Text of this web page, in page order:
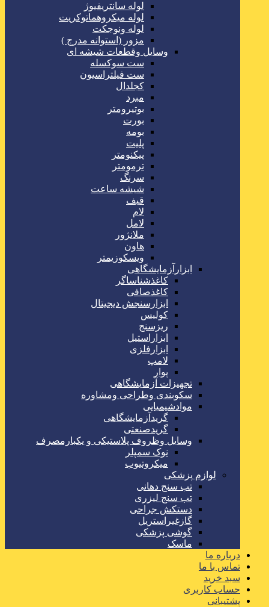
لوله سانتریفیوژ
لوله میکروهماتوکریت
لوله ونوجکت
مزور (استوانه مدرج )
وسایل وقطعات شیشه ای
ست سوکسله
ست فیلتراسیون
کجلدال
مبرد
بوتیرومتر
بورت
بومه
پلیت
پیکنومتر
ترمومتر
سرنگ
شیشه ساعت
قیف
لام
لامل
ملانژور
هاون
ویسکوزیمتر
ابزارآزمایشگاهی
کاغذشناساگر
کاغذصافی
ابزارسنجش دیجیتال
کولیس
ریزسنج
ابزاراستیل
ابزارفلزی
لامپ
پوار
تجهیزات آزمایشگاهی
سکوبندی وطراحی ومشاوره
موادشیمیایی
گریدآزمایشگاهی
گریدصنعتی
وسایل وظروف پلاستیکی و یکبارمصرف
نوک سمپلر
میکروتیوب
لوازم پزشکی
تب سنج دهانی
تب سنج لیزری
دستکش جراحی
گازغیراستریل
گوشی پزشکی
ماسک
درباره ما
تماس با ما
سبد خرید
حساب کاربری
پشتیبانی